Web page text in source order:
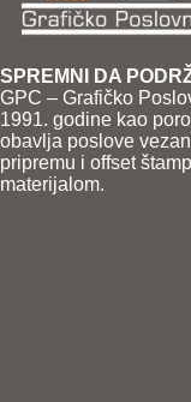
SPREMNI DA
GPC – Grafičko
1991. godine kao
obavlja poslove
pripremu i offset
materijalom.